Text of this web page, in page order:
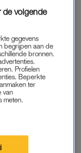
vinden
emoties kan
het hun plicht
wordt.
het eiland. De
de volgende
gegevens
begrijpen aan de
bronnen.
Profielen
Beperkte
ter
van
meten.